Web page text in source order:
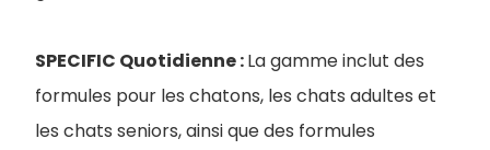
SPECIFIC Quotidienne :La gamme inclut des
formules pour les chatons, les chats adultes et
les chats seniors, ainsi que des formules